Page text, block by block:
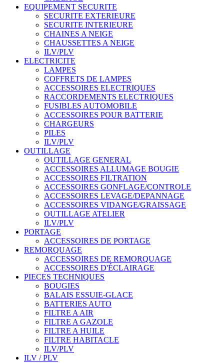
EQUIPEMENT SECURITE
SECURITE EXTERIEURE
SECURITE INTERIEURE
CHAINES A NEIGE
CHAUSSETTES A NEIGE
ILV/PLV
ELECTRICITE
LAMPES
COFFRETS DE LAMPES
ACCESSOIRES ELECTRIQUES
RACCORDEMENTS ELECTRIQUES
FUSIBLES AUTOMOBILE
ACCESSOIRES POUR BATTERIE
CHARGEURS
PILES
ILV/PLV
OUTILLAGE
OUTILLAGE GENERAL
ACCESSOIRES ALLUMAGE BOUGIE
ACCESSOIRES FILTRATION
ACCESSOIRES GONFLAGE/CONTROLE
ACCESSOIRES LEVAGE/DEPANNAGE
ACCESSOIRES VIDANGE/GRAISSAGE
OUTILLAGE ATELIER
ILV/PLV
PORTAGE
ACCESSOIRES DE PORTAGE
REMORQUAGE
ACCESSOIRES DE REMORQUAGE
ACCESSOIRES D'ÉCLAIRAGE
PIECES TECHNIQUES
BOUGIES
BALAIS ESSUIE-GLACE
BATTERIES AUTO
FILTRE A AIR
FILTRE A GAZOLE
FILTRE A HUILE
FILTRE HABITACLE
ILV/PLV
ILV / PLV